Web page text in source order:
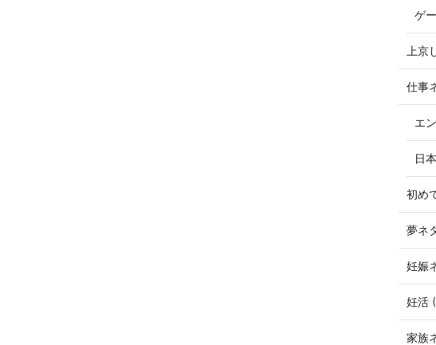
ゲ
上京
仕事
エ
日
初め
夢ネ
妊娠
妊活
家族